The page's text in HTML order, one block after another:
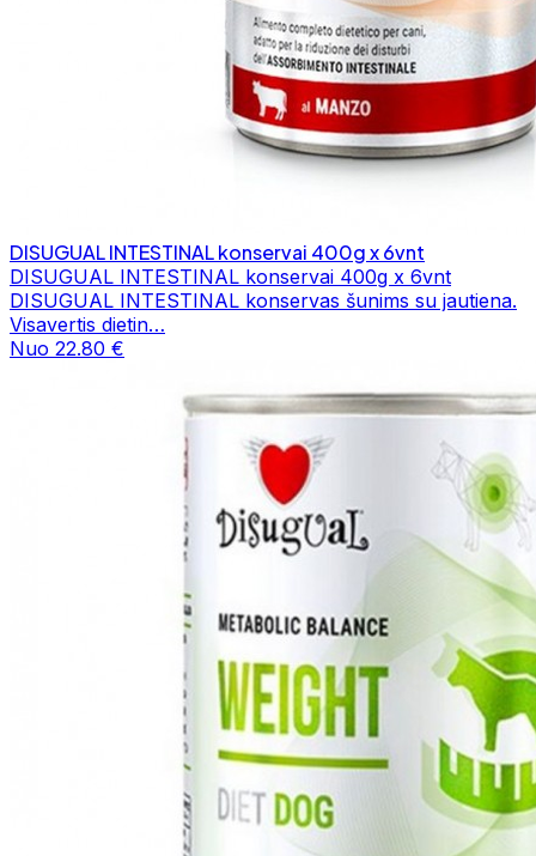
DISUGUAL INTESTINAL konservai 400g x 6vnt
DISUGUAL INTESTINAL konservai 400g x 6vnt
DISUGUAL INTESTINAL konservas šunims su jautiena.
Visavertis dietin…
Nuo 22.80 €